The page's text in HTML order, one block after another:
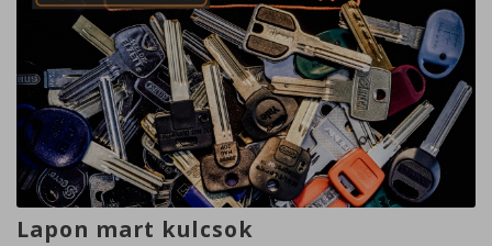
Lapon mart kulcsok